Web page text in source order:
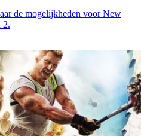
de mogelijkheden voor New
2.